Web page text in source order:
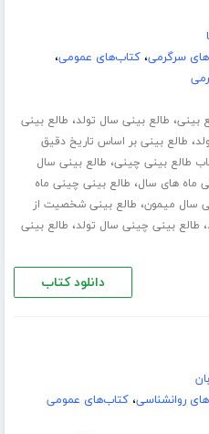
سرگرمی،کتاب‌های عمومی،
بینی، طالع بینی سال تولد، طالع بینی
، طالع بینی بر اساس تاریخ دقیق
طالع بینی چینی، طالع بینی سال
ماه های سال، طالع بینی چینی ماه
سال میمون، طالع بینی شخصیت از
، طالع بینی چینی سال تولد، طالع بینی
دانلود کتاب
روانشناسی،کتاب‌های عمومی